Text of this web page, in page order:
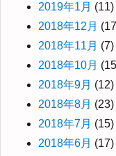
2019年1月 (11)
2018年12月
2018年11月 (7)
2018年10月
2018年9月 (12)
2018年8月 (23)
2018年7月 (15)
2018年6月 (17)